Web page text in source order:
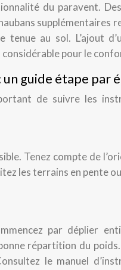
du paravent.
supplémentaires
au sol. L’ajout
considérable pour le
guide étape par
de suivre les
Tenez compte de
les terrains en pente
par déplier
répartition du
le manuel